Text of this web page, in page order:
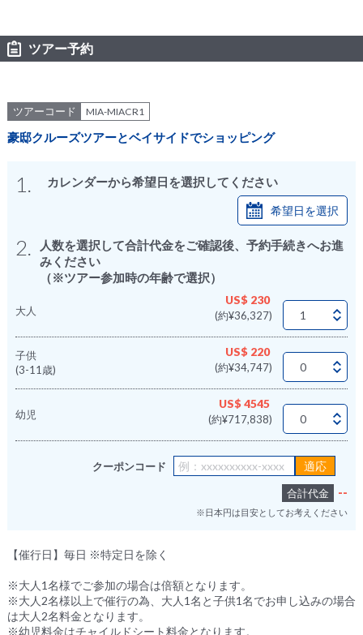
ツアー予約
ツアーコード MIA-MIACR1
豪邸クルーズツアーとベイサイドでショッピング
1. カレンダーから希望日を選択してください
希望日を選択
2.
人数を選択して合計代金をご確認後、予約手続きへお進
みください
（※ツアー参加時の年齢で選択）
大人
US$ 230
(約¥36,327)
子供
(3-11歳)
US$ 220
(約¥34,747)
幼児
US$ 4545
(約¥717,838)
クーポンコード
合計代金 --
※日本円は目安としてお考えください
【催行日】毎日 ※特定日を除く
※大人1名様でご参加の場合は倍額となります。
※大人2名様以上で催行の為、大人1名と子供1名でお申し込みの場合
は大人2名料金となります。
※幼児料金はチャイルドシート料金となります。